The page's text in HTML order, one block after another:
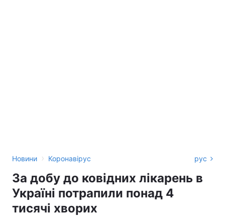
Новини › Коронавірус рус
За добу до ковідних лікарень в
Україні потрапили понад 4
тисячі хворих